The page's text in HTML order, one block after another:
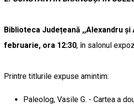
Biblioteca Județeană ,,Alexandru și
februarie, ora 12:30, în salonul
Printre titlurile expuse amintim:
Paleolog, Vasile G. - Cartea a